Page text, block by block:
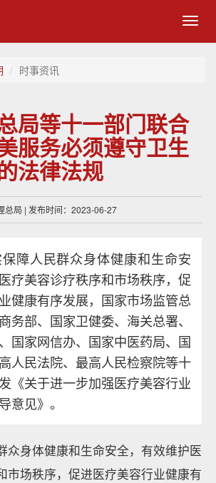
时事资讯
局等十一部门联合
服务必须遵守卫生
法律法规​
总局 | 发布时间：2023-06-27
障人民群众身体健康和生命安
疗美容诊疗秩序和市场秩序，促
健康有序发展，国家市场监管总
务部、国家卫健委、海关总署、
国家网信办、国家中医药局、国
人民法院、最高人民检察院等十
《关于进一步加强医疗美容行业
意见》。
众身体健康和生命安全，有效维护医
市场秩序，促进医疗美容行业健康有